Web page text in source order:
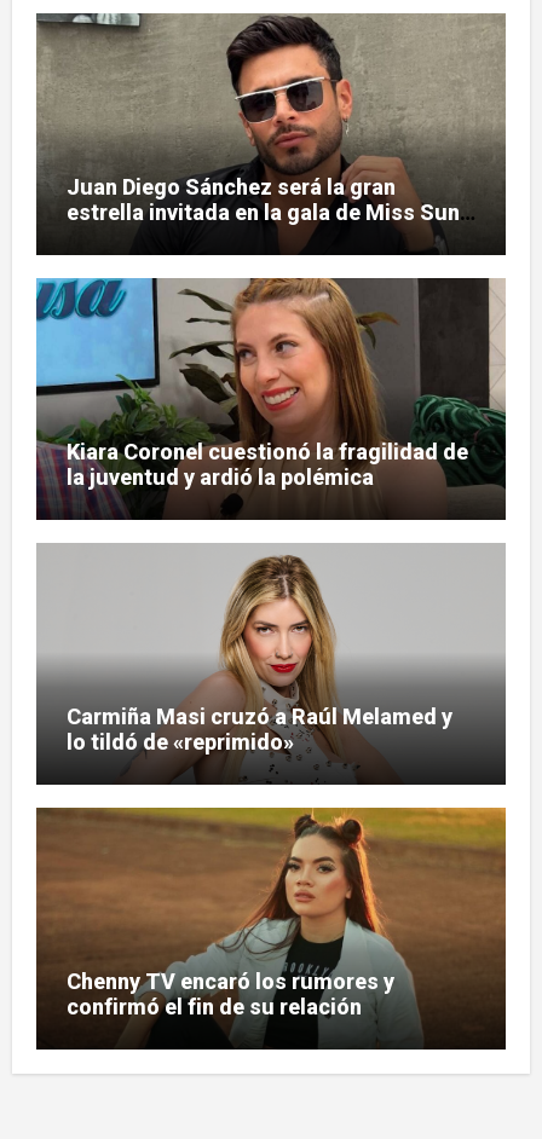
Juan Diego Sánchez será la gran
estrella invitada en la gala de Miss Sun
Kiara Coronel cuestionó la fragilidad de
la juventud y ardió la polémica
Carmiña Masi cruzó a Raúl Melamed y
lo tildó de «reprimido»
Chenny TV encaró los rumores y
confirmó el fin de su relación